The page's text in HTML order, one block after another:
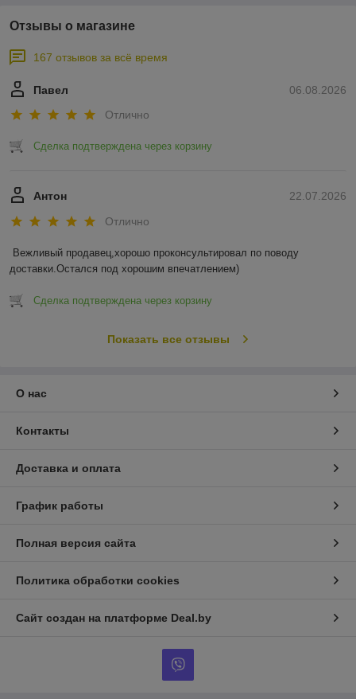
Отзывы о магазине
167 отзывов за всё время
06.08.2026
Павел
Отлично
Сделка подтверждена через корзину
22.07.2026
Антон
Отлично
Вежливый продавец,хорошо проконсультировал по поводу
доставки.Остался под хорошим впечатлением)
Сделка подтверждена через корзину
Показать все отзывы
О нас
Контакты
Доставка и оплата
График работы
Полная версия сайта
Политика обработки cookies
Сайт создан на платформе Deal.by